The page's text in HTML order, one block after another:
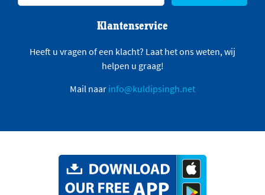
Klantenservice
Heeft u vragen of een klacht? Laat het ons weten, wij
helpen u graag!
Mail naar info@kuldipsingh.net